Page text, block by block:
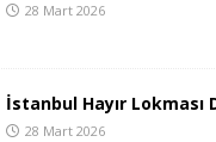
28 Mart 2026
İstanbul Hayır Lokması
28 Mart 2026